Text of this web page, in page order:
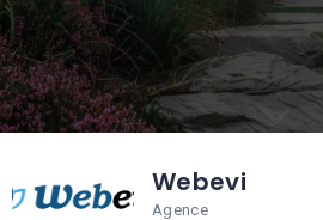
Webevi
Agence